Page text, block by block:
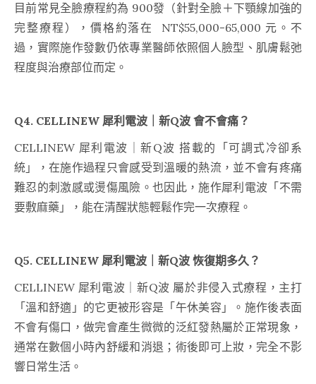
目前常見全臉療程約為 900發（針對全臉＋下顎線加強的
完整療程），價格約落在 NT$55,000-65,000 元。不
過，實際施作發數仍依專業醫師依照個人臉型、肌膚鬆弛
程度與治療部位而定。
Q4. CELLINEW 犀利電波｜新Q波 會不會痛？
CELLINEW 犀利電波｜新Q波 搭載的「可調式冷卻系
統」，在施作過程只會感受到溫暖的熱流，並不會有疼痛
難忍的刺激感或燙傷風險。也因此，施作犀利電波「不需
要敷麻藥」，能在清醒狀態輕鬆作完一次療程。
Q5. CELLINEW 犀利電波｜新Q波 恢復期多久？
CELLINEW 犀利電波｜新Q波 屬於非侵入式療程，主打
「溫和舒適」的它更被形容是「午休美容」。施作後表面
不會有傷口，做完會產生微微的泛紅發熱屬於正常現象，
通常在數個小時內舒緩和消退；術後即可上妝，完全不影
響日常生活。